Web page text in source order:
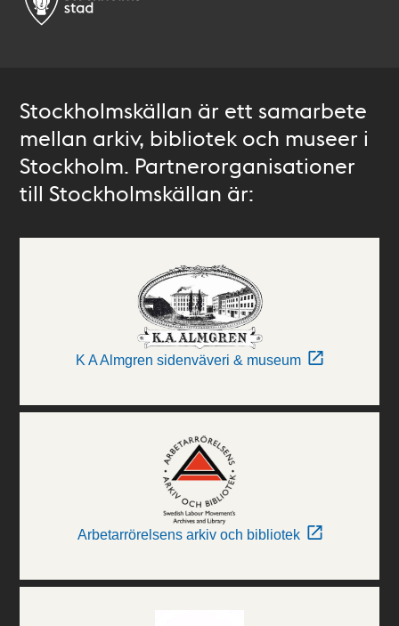
Stockholmskällan är ett samarbete
mellan arkiv, bibliotek och museer i
Stockholm. Partnerorganisationer
till Stockholmskällan är:
K A Almgren sidenväveri & museum
Arbetarrörelsens arkiv och bibliotek